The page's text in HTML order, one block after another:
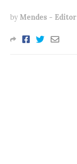
by Mendes - Editor